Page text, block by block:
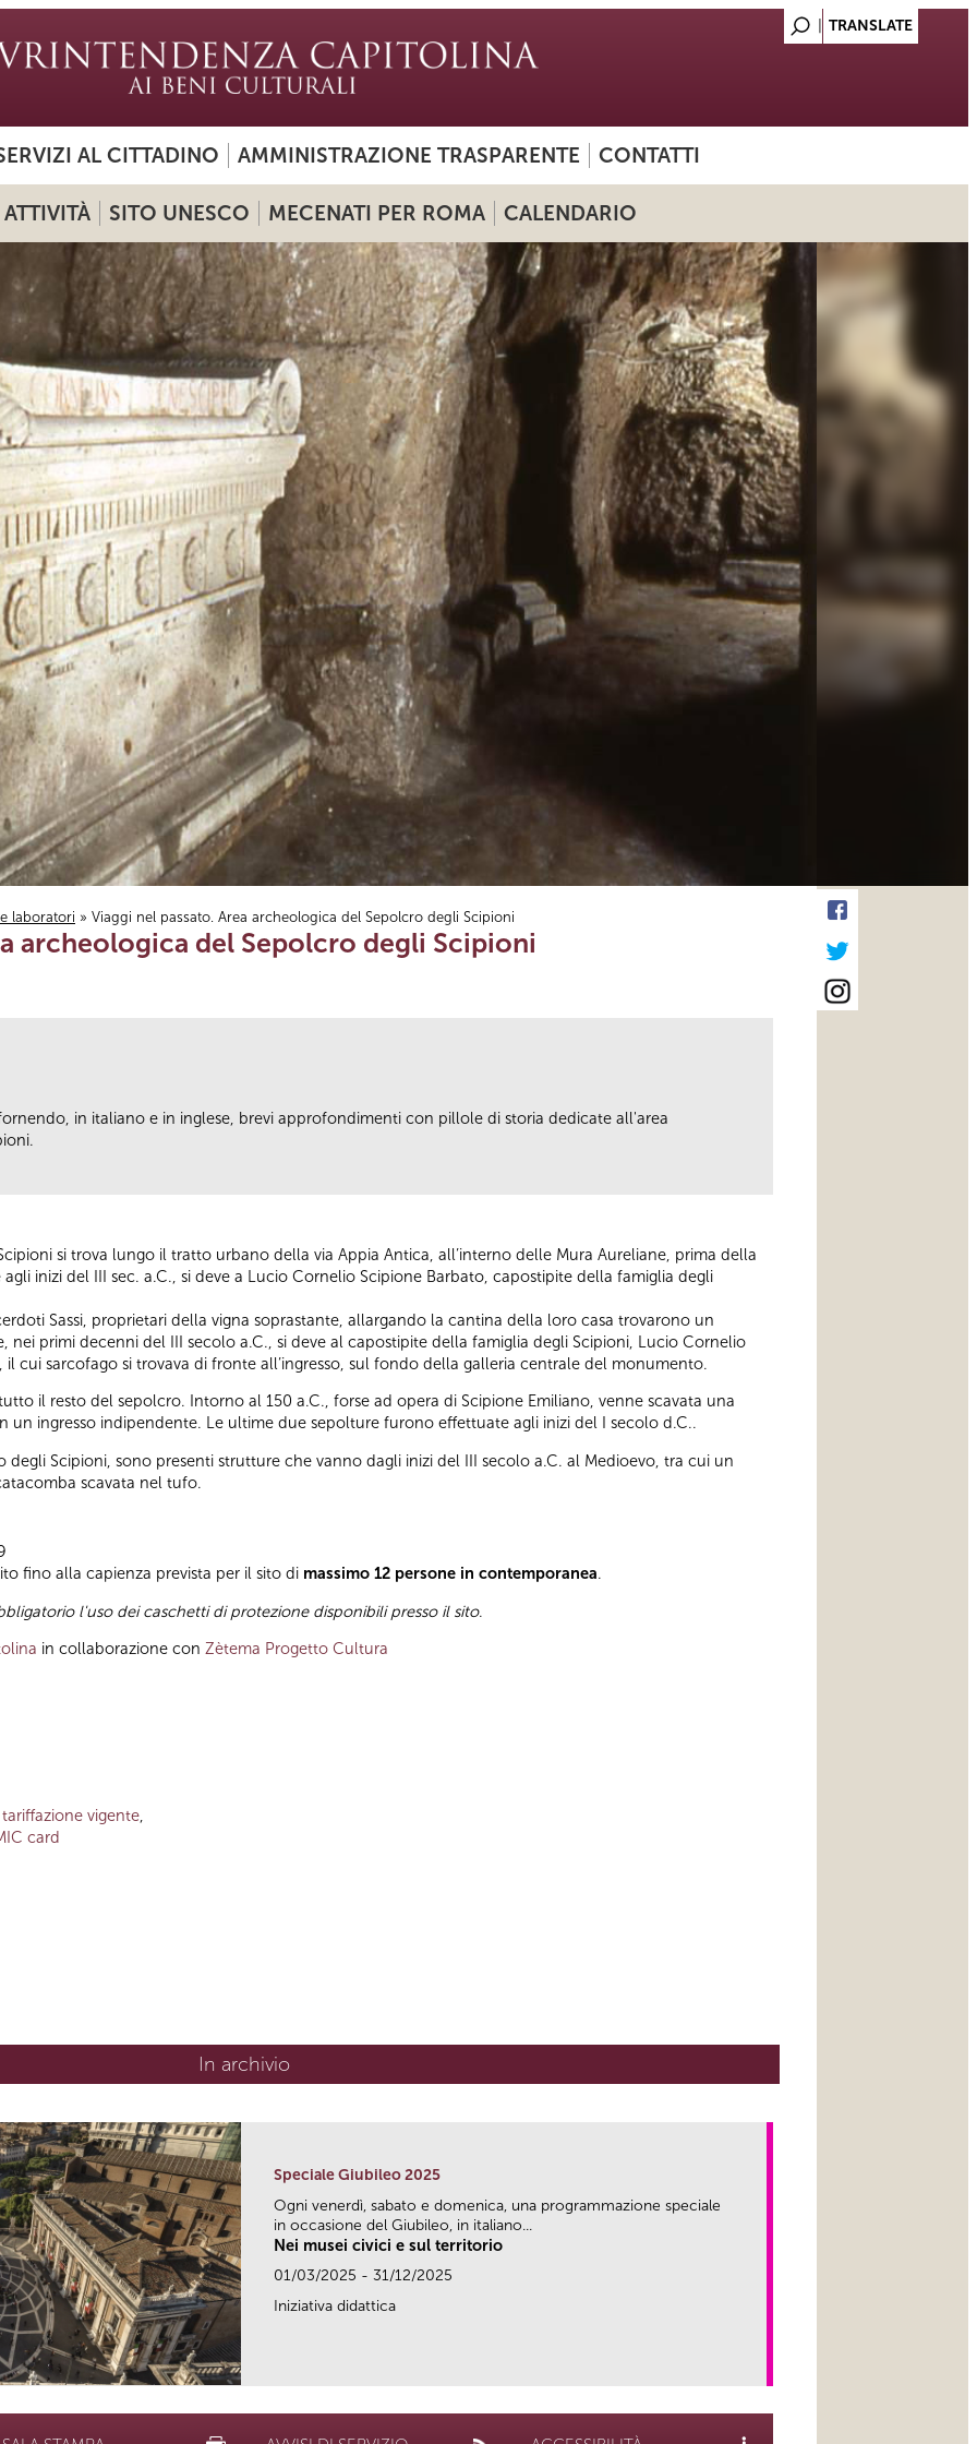
AL CITTADINO AMMINISTRAZIONE TRASPARENTE CONTATTI
ATTIVITÀ SITO UNESCO MECENATI PER ROMA CALENDARIO
laboratori » Viaggi nel passato. Area archeologica del Sepolcro degli Scipioni
archeologica del Sepolcro degli Scipioni
in italiano e in inglese, brevi approfondimenti con pillole di storia dedicate all'area
si trova lungo il tratto urbano della via Appia Antica, all’interno delle Mura Aureliane, prima della
inizi del III sec. a.C., si deve a Lucio Cornelio Scipione Barbato, capostipite della famiglia degli
Sassi, proprietari della vigna soprastante, allargando la cantina della loro casa trovarono un
nei primi decenni del III secolo a.C., si deve al capostipite della famiglia degli Scipioni, Lucio Cornelio
cui sarcofago si trovava di fronte all’ingresso, sul fondo della galleria centrale del monumento.
il resto del sepolcro. Intorno al 150 a.C., forse ad opera di Scipione Emiliano, venne scavata una
un ingresso indipendente. Le ultime due sepolture furono effettuate agli inizi del I secolo d.C..
degli Scipioni, sono presenti strutture che vanno dagli inizi del III secolo a.C. al Medioevo, tra cui un
scavata nel tufo.
fino alla capienza prevista per il sito di massimo 12 persone in contemporanea.
l'uso dei caschetti di protezione disponibili presso il sito.
in collaborazione con Zètema Progetto Cultura
tariffazione vigente,
card
In archivio
Speciale Giubileo 2025
Ogni venerdì, sabato e domenica, una programmazione speciale
in occasione del Giubileo, in italiano...
Nei musei civici e sul territorio
01/03/2025 - 31/12/2025
Iniziativa didattica